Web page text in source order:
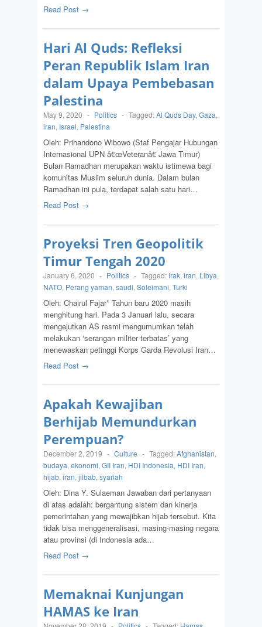
Read Post →
Hari Al Quds: Refleksi
Peran Republik Islam Iran
dalam Upaya Pembebasan
Palestina
May 9, 2020 - Politics - Tagged:Al Quds Day, Gaza,
iran, Israel, Palestina
Oleh: Prihandono Wibowo (Staf Pengajar Hubungan
Internasional UPN â€œVeteranâ€ Jawa Timur)
Bulan Ramadhan merupakan waktu istimewa bagi
komunitas Muslim seluruh dunia. Dalam bulan
Ramadhan ini pula, terdapat salah satu hari…
Read Post →
Proyeksi Tren Geopolitik
Timur Tengah 2020
January 6, 2020 - Politics - Tagged: Irak, iran, Libya,
NATO, Perang yaman, saudi, Soleimani, Turki
Oleh: Chairul Fajar* Tahun baru 2020 masih
menghitung hari. Pada 3 Januari lalu, secara
mengejutkan AS resmi mengumumkan telah
melakukan ‘serangan militer terbatas’ yang
menewaskan petinggi Korps Garda Revolusi Iran…
Read Post →
Apakah Kewajiban
Berhijab Memundurkan
Perempuan?
December 2, 2019 - Culture - Tagged:Afghanistan,
budaya, ekonomi, GII Iran, HDI Indonesia, HDI Iran,
hijab, iran, jilbab, syariah
Oleh: Dina Y. Sulaeman Jawaban dari pertanyaan
di atas adalah: bergantung sistem dan kinerja
pemerintahan yang mewajibkan hijab tersebut. Kita
tidak bisa menggeneralisasi, masing-masing negara
atau provinsi (di Indonesia ada…
Read Post →
Memaknai Kunjungan
HAMAS ke Iran